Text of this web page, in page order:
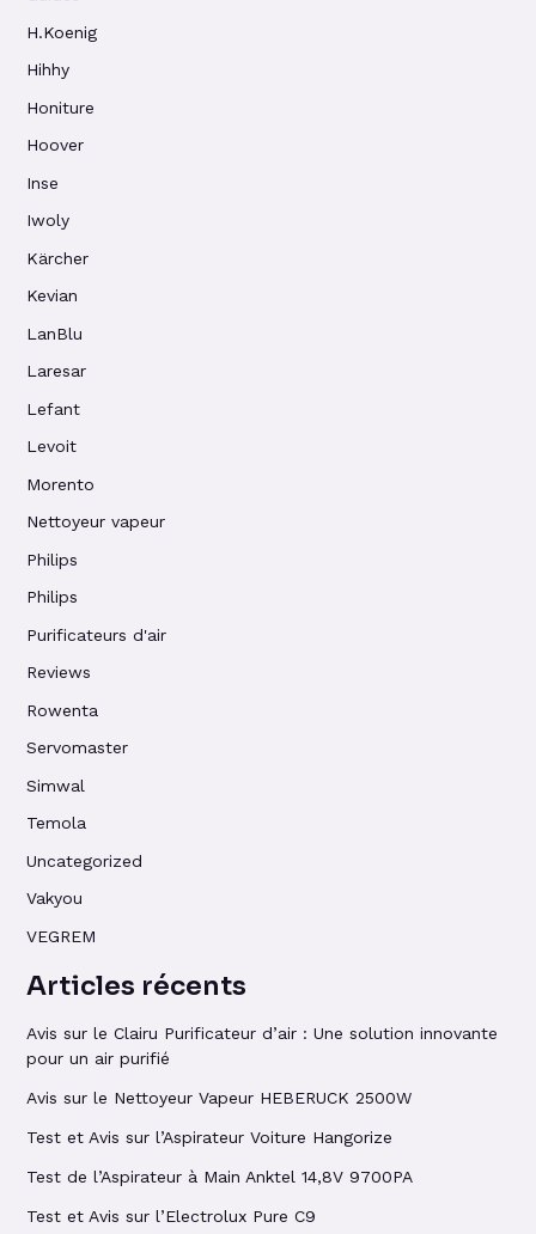
H.Koenig
Hihhy
Honiture
Hoover
Inse
Iwoly
Kärcher
Kevian
LanBlu
Laresar
Lefant
Levoit
Morento
Nettoyeur vapeur
Philips
Philips
Purificateurs d'air
Reviews
Rowenta
Servomaster
Simwal
Temola
Uncategorized
Vakyou
VEGREM
Articles récents
Avis sur le Clairu Purificateur d’air : Une solution innovante
pour un air purifié
Avis sur le Nettoyeur Vapeur HEBERUCK 2500W
Test et Avis sur l’Aspirateur Voiture Hangorize
Test de l’Aspirateur à Main Anktel 14,8V 9700PA
Test et Avis sur l’Electrolux Pure C9